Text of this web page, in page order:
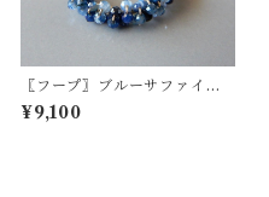
〖フープ〗ブルーサファイア
ピアス/イヤリング 14kgf 9月
誕生石【1375】
¥9,100